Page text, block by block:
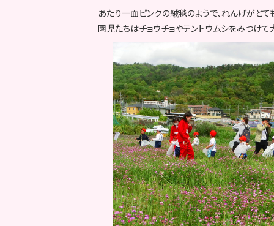
あたり一面ピンクの絨毯のようで、れんげがとて
園児たちはチョウチョやテントウムシをみつけて